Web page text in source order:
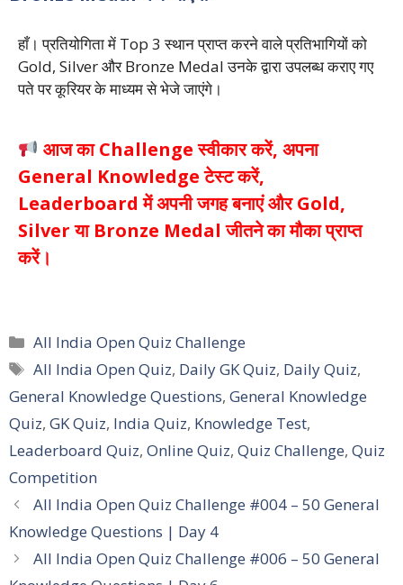
हाँ। प्रतियोगिता में Top 3 स्थान प्राप्त करने वाले प्रतिभागियों को
Gold, Silver और Bronze Medal उनके द्वारा उपलब्ध कराए गए
पते पर कूरियर के माध्यम से भेजे जाएंगे।
आज का Challenge स्वीकार करें, अपना
General Knowledge टेस्ट करें,
Leaderboard में अपनी जगह बनाएं और Gold,
Silver या Bronze Medal जीतने का मौका प्राप्त
करें।
Categories
All India Open Quiz Challenge
Tags
All India Open Quiz, Daily GK Quiz, Daily Quiz,
General Knowledge Questions, General Knowledge
Quiz, GK Quiz, India Quiz, Knowledge Test,
Leaderboard Quiz, Online Quiz, Quiz Challenge, Quiz
Competition
All India Open Quiz Challenge #004 – 50 General
Knowledge Questions | Day 4
All India Open Quiz Challenge #006 – 50 General